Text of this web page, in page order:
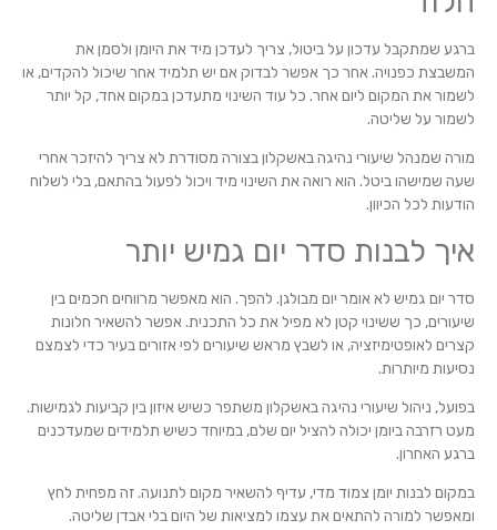
ברגע שמתקבל עדכון על ביטול, צריך לעדכן מיד את היומן ולסמן את
המשבצת כפנויה. אחר כך אפשר לבדוק אם יש תלמיד אחר שיכול להקדים, או
לשמור את המקום ליום אחר. כל עוד השינוי מתעדכן במקום אחד, קל יותר
לשמור על שליטה.
מורה שמנהל שיעורי נהיגה באשקלון בצורה מסודרת לא צריך להיזכר אחרי
שעה שמישהו ביטל. הוא רואה את השינוי מיד ויכול לפעול בהתאם, בלי לשלוח
הודעות לכל הכיוון.
איך לבנות סדר יום גמיש יותר
סדר יום גמיש לא אומר יום מבולגן. להפך. הוא מאפשר מרווחים חכמים בין
שיעורים, כך ששינוי קטן לא מפיל את כל התכנית. אפשר להשאיר חלונות
קצרים לאופטימיזציה, או לשבץ מראש שיעורים לפי אזורים בעיר כדי לצמצם
נסיעות מיותרות.
בפועל, ניהול שיעורי נהיגה באשקלון משתפר כשיש איזון בין קביעות לגמישות.
מעט רזרבה ביומן יכולה להציל יום שלם, במיוחד כשיש תלמידים שמעדכנים
ברגע האחרון.
במקום לבנות יומן צמוד מדי, עדיף להשאיר מקום לתנועה. זה מפחית לחץ
ומאפשר למורה להתאים את עצמו למציאות של היום בלי אבדן שליטה.